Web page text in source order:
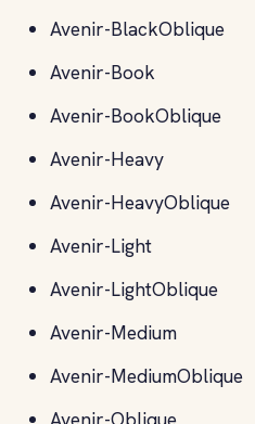
Avenir-BlackOblique
Avenir-Book
Avenir-BookOblique
Avenir-Heavy
Avenir-HeavyOblique
Avenir-Light
Avenir-LightOblique
Avenir-Medium
Avenir-MediumOblique